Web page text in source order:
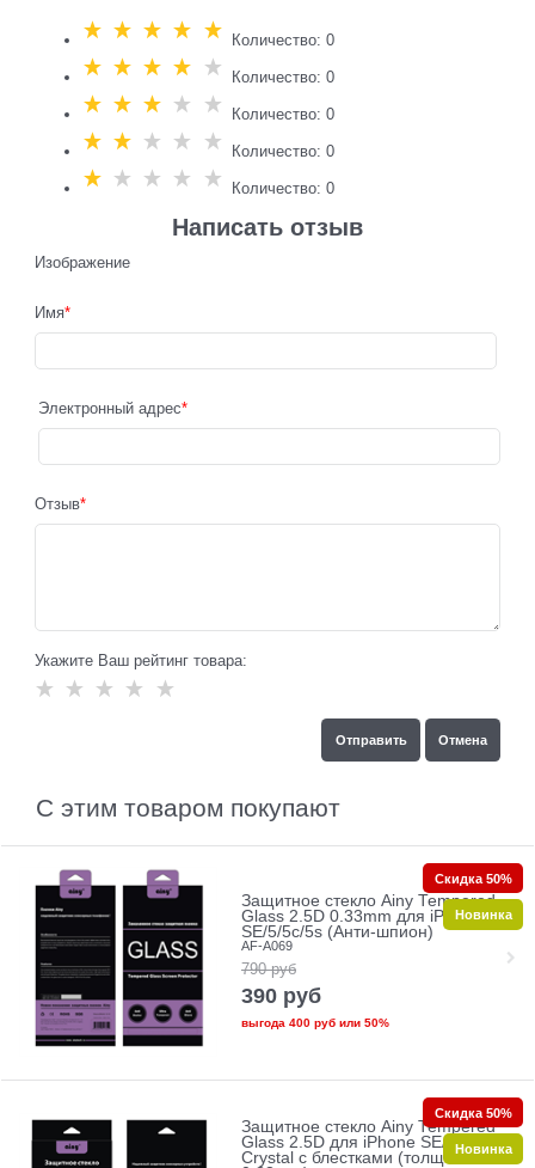
Количество: 0
Количество: 0
Количество: 0
Количество: 0
Количество: 0
Написать отзыв
Изображение
Имя
Электронный адрес
Отзыв
Укажите Ваш рейтинг товара:
С этим товаром покупают
Защитное стекло Ainy Tempered
Glass 2.5D 0.33mm для iPhone
SE/5/5c/5s (Анти-шпион)
AF-A069
790 руб
390 руб
выгода 400 рубили 50%
Скидка 50%
Новинка
Защитное стекло Ainy Tempered
Glass 2.5D для iPhone SE/5/5c/5s
Crystal с блестками (толщина
Скидка 50%
Новинка